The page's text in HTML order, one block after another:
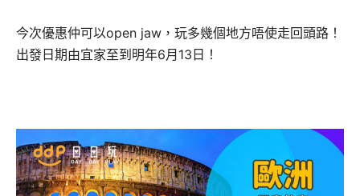
今次優惠仲可以open jaw，玩多幾個地方唔使走回頭路！
出發日期由宜家至到明年6月13日！